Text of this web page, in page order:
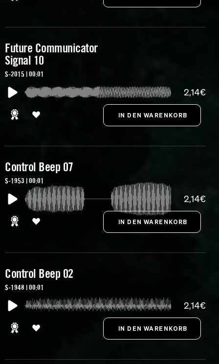
Future Communicator
Signal 10
S-2015 | 00:01
2,14€
Control Beep 07
S-1953 | 00:01
2,14€
Control Beep 02
S-1948 | 00:01
2,14€